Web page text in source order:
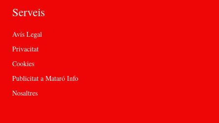
Serveis
Avís Legal
Privacitat
Cookies
Publicitat a Mataró Info
Nosaltres